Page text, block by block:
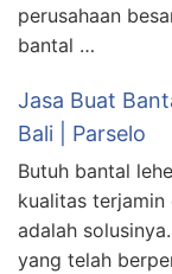
perusahaan
bantal …
Jasa Buat
Bali | Parselo
Butuh bantal
kualitas terjamin
adalah
yang telah